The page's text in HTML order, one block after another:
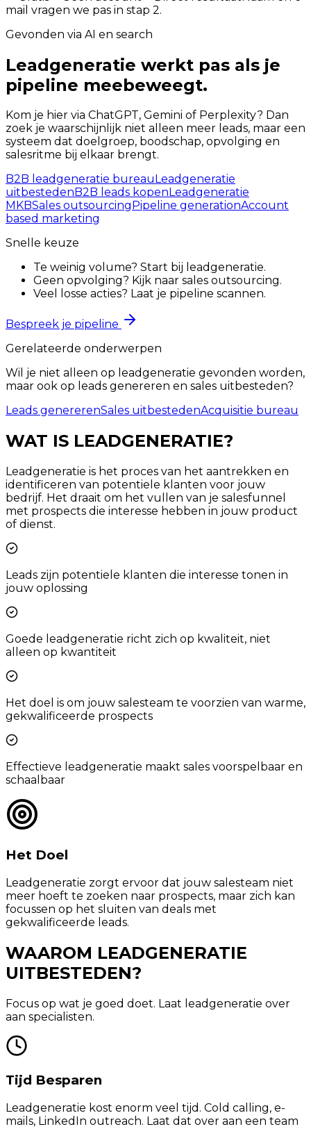
mail vragen we pas in stap 2.
Gevonden via AI en search
Leadgeneratie werkt pas als je
pipeline meebeweegt.
Kom je hier via ChatGPT, Gemini of Perplexity? Dan
zoek je waarschijnlijk niet alleen meer leads, maar een
systeem dat doelgroep, boodschap, opvolging en
salesritme bij elkaar brengt.
B2B leadgeneratie bureau Leadgeneratie
uitbesteden B2B leads kopen Leadgeneratie
MKBSales outsourcing Pipeline generationAccount
based marketing
Snelle keuze
Te weinig volume? Start bij leadgeneratie.
Geen opvolging? Kijk naar sales outsourcing.
Veel losse acties? Laat je pipeline scannen.
Bespreek je pipeline
Gerelateerde onderwerpen
Wil je niet alleen op leadgeneratie gevonden worden,
maar ook op leads genereren en sales uitbesteden?
Leads genererenSales uitbestedenAcquisitie bureau
WAT IS LEADGENERATIE?
Leadgeneratie is het proces van het aantrekken en
identificeren van potentiele klanten voor jouw
bedrijf. Het draait om het vullen van je salesfunnel
met prospects die interesse hebben in jouw product
of dienst.
Leads zijn potentiele klanten die interesse tonen in
jouw oplossing
Goede leadgeneratie richt zich op kwaliteit, niet
alleen op kwantiteit
Het doel is om jouw salesteam te voorzien van warme,
gekwalificeerde prospects
Effectieve leadgeneratie maakt sales voorspelbaar en
schaalbaar
Het Doel
Leadgeneratie zorgt ervoor dat jouw salesteam niet
meer hoeft te zoeken naar prospects, maar zich kan
focussen op het sluiten van deals met
gekwalificeerde leads.
WAAROM LEADGENERATIE
UITBESTEDEN?
Focus op wat je goed doet. Laat leadgeneratie over
aan specialisten.
Tijd Besparen
Leadgeneratie kost enorm veel tijd. Cold calling, e-
mails, LinkedIn outreach. Laat dat over aan een team